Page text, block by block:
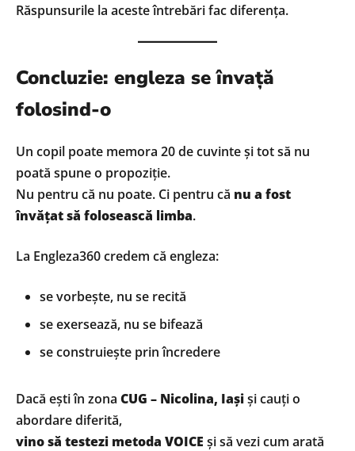
Răspunsurile la aceste întrebări fac diferența.
Concluzie: engleza se învață
folosind-o
Un copil poate memora 20 de cuvinte și tot să nu
poată spune o propoziție.
Nu pentru că nu poate. Ci pentru că nu a fost
învățat să folosească limba.
La Engleza360 credem că engleza:
se vorbește, nu se recită
se exersează, nu se bifează
se construiește prin încredere
Dacă ești în zona CUG – Nicolina, Iașiși cauți o
abordare diferită,
vino să testezi metoda VOICE și să vezi cum arată